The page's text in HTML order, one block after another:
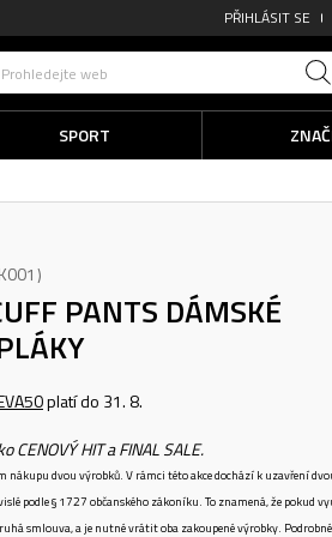
PŘIHLÁSIT SE
Prohledejte web
SPORT
PANTS DÁMSKÉ
platí do 31. 8.
HIT a FINAL SALE.
nákupu dvou výrobků. V rámci této akce dochází k uzavření
podle § 1727 občanského zákoníku. To znamená, že pokud
smlouva, a je nutné vrátit oba zakoupené výrobky.